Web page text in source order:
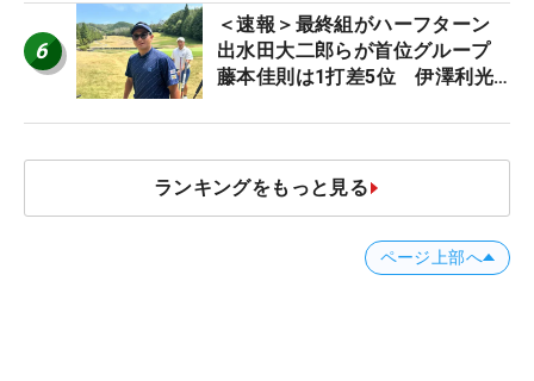
6
＜速報＞最終組がハーフターン
出水田大二郎らが首位グループ
藤本佳則は1打差5位 伊澤利光
JOYX OPEN】
ランキングをもっと見る
ページ上部へ